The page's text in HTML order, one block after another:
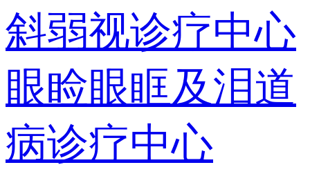
斜弱视诊疗中心
眼睑眼眶及泪道
病诊疗中心